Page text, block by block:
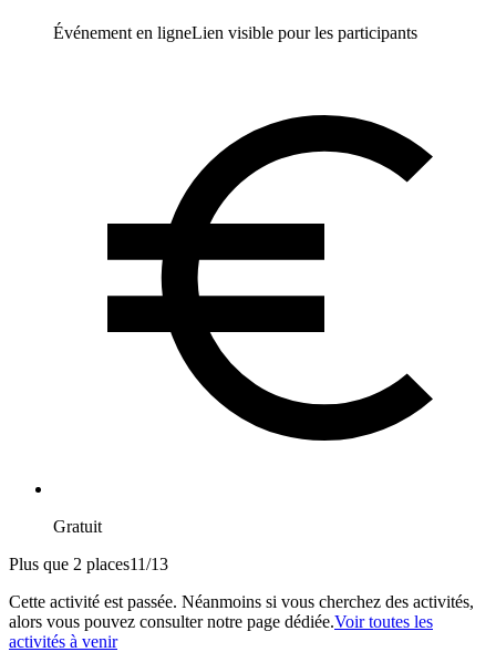
Événement en ligneLien visible pour les participants
Gratuit
Plus que 2 places11/13
Cette activité est passée. Néanmoins si vous cherchez des activités,
alors vous pouvez consulter notre page dédiée.Voir toutes les
activités à venir